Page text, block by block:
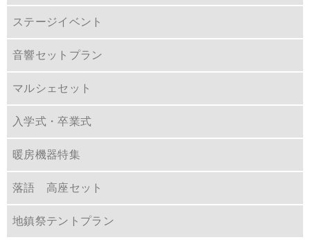
ステージイベント
音響セットプラン
マルシェセット
入学式・卒業式
暖房機器特集
落語 高座セット
地鎮祭テントプラン